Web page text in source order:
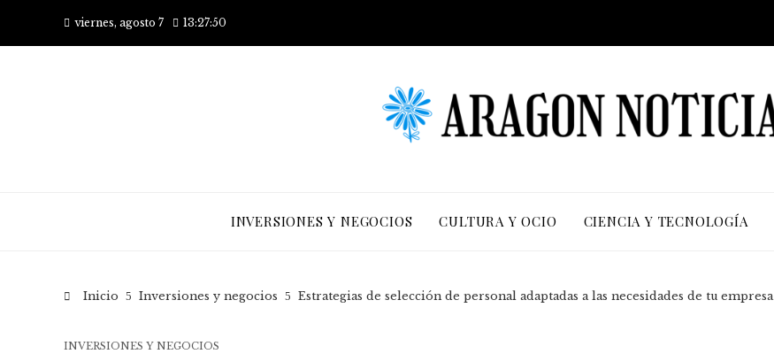
viernes, agosto 7 13:27:51
INVERSIONES Y NEGOCIOS CULTURA Y OCIO CIENCIA Y TECNOLOGÍA
Inicio Inversiones y negocios Estrategias de selección de personal adaptadas a las necesidades de tu empresa
INVERSIONES Y NEGOCIOS